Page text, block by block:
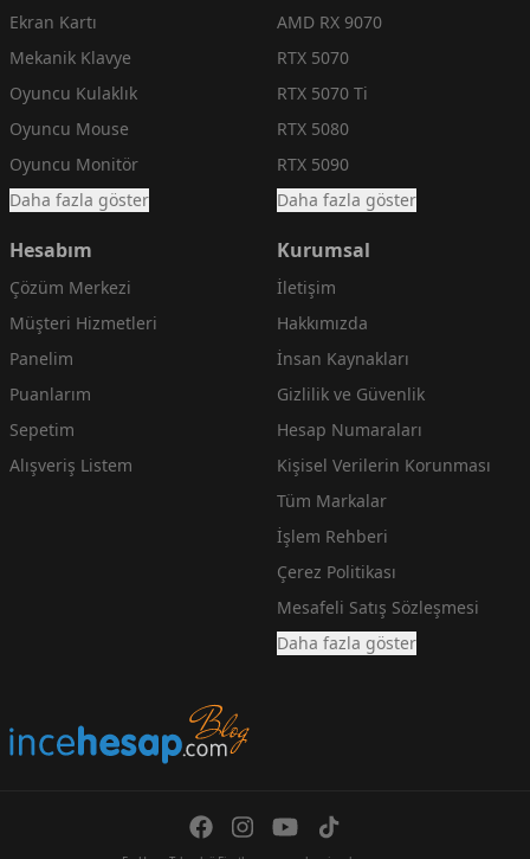
Ekran Kartı
Mekanik Klavye
Oyuncu Kulaklık
Oyuncu Mouse
Oyuncu Monitör
Daha fazla göster
AMD RX 9070
RTX 5070
RTX 5070 Ti
RTX 5080
RTX 5090
Daha fazla göster
Hesabım
Çözüm Merkezi
Müşteri Hizmetleri
Panelim
Puanlarım
Sepetim
Alışveriş Listem
Kurumsal
İletişim
Hakkımızda
İnsan Kaynakları
Gizlilik ve Güvenlik
Hesap Numaraları
Kişisel Verilerin Korunması
Tüm Markalar
İşlem Rehberi
Çerez Politikası
Mesafeli Satış Sözleşmesi
Daha fazla göster